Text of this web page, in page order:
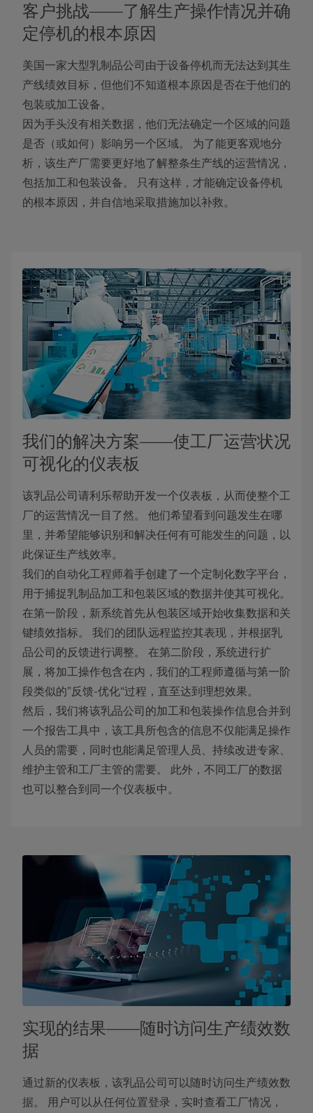
客户挑战——了解生产操作情况并确
定停机的根本原因
美国一家大型乳制品公司由于设备停机而无法达到其生
产线绩效目标，但他们不知道根本原因是否在于他们的
包装或加工设备。
因为手头没有相关数据，他们无法确定一个区域的问题
是否（或如何）影响另一个区域。 为了能更客观地分
析，该生产厂需要更好地了解整条生产线的运营情况，
包括加工和包装设备。 只有这样，才能确定设备停机
的根本原因，并自信地采取措施加以补救。
我们的解决方案——使工厂运营状况
可视化的仪表板
该乳品公司请利乐帮助开发一个仪表板，从而使整个工
厂的运营情况一目了然。 他们希望看到问题发生在哪
里，并希望能够识别和解决任何有可能发生的问题，以
此保证生产线效率。
我们的自动化工程师着手创建了一个定制化数字平台，
用于捕捉乳制品加工和包装区域的数据并使其可视化。
在第一阶段，新系统首先从包装区域开始收集数据和关
键绩效指标。 我们的团队远程监控其表现，并根据乳
品公司的反馈进行调整。 在第二阶段，系统进行扩
展，将加工操作包含在内，我们的工程师遵循与第一阶
段类似的”反馈-优化“过程，直至达到理想效果。
然后，我们将该乳品公司的加工和包装操作信息合并到
一个报告工具中，该工具所包含的信息不仅能满足操作
人员的需要，同时也能满足管理人员、持续改进专家、
维护主管和工厂主管的需要。 此外，不同工厂的数据
也可以整合到同一个仪表板中。
实现的结果——随时访问生产绩效数
据
通过新的仪表板，该乳品公司可以随时访问生产绩效数
据。 用户可以从任何位置登录，实时查看工厂情况，